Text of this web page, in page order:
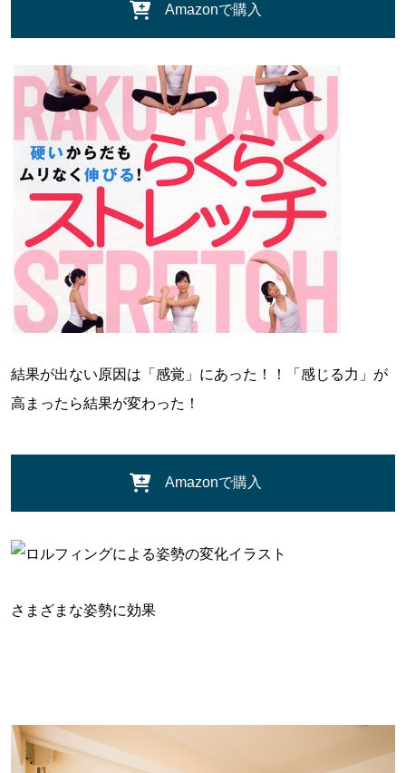
Amazonで購入
結果が出ない原因は「感覚」にあった！！「感じる力」が
高まったら結果が変わった！
Amazonで購入
さまざまな姿勢に効果